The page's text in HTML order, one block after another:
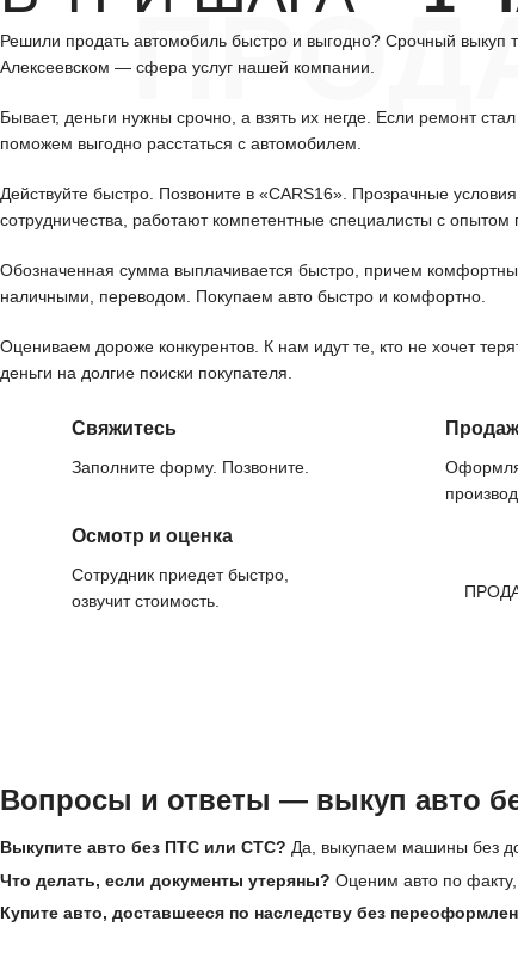
Решили продать автомобиль быстро и выгодно? Срочный выкуп
Алексеевском — сфера услуг нашей компании.
Бывает, деньги нужны срочно, а взять их негде. Если ремонт стал
поможем выгодно расстаться с автомобилем.
Действуйте быстро. Позвоните в «CARS16». Прозрачные условия
сотрудничества, работают компетентные специалисты с опытом
Обозначенная сумма выплачивается быстро, причем
наличными, переводом. Покупаем авто быстро и комфортно.
Оцениваем дороже конкурентов. К нам идут те, кто не хочет
деньги на долгие поиски покупателя.
Свяжитесь
Заполните форму. Позвоните.
Осмотр и оценка
Сотрудник приедет быстро,
озвучит стоимость.
Вопросы и ответы — выкуп авто
Выкупите авто без ПТС или СТС? Да, выкупаем машины без
Что делать, если документы утеряны? Оценим авто по
Купите авто, доставшееся по наследству без